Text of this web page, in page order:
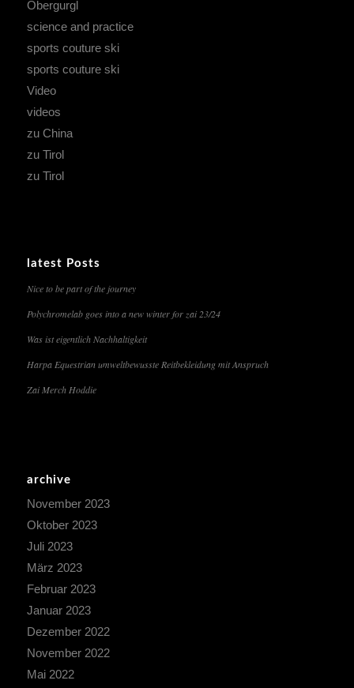
Obergurgl
science and practice
sports couture ski
sports couture ski
Video
videos
zu China
zu Tirol
zu Tirol
latest Posts
Nice to be part of the journey
Polychromelab goes into a new winter for zai 23/24
Was ist eigentlich Nachhaltigkeit
Harpa Equestrian umweltbewusste Reitbekleidung mit Anspruch
Zai Merch Hoddie
archive
November 2023
Oktober 2023
Juli 2023
März 2023
Februar 2023
Januar 2023
Dezember 2022
November 2022
Mai 2022